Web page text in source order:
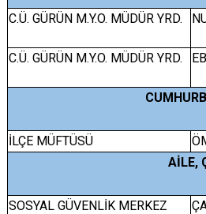
C.Ü. GÜRÜN M.Y.O. MÜDÜR YRD.
C.Ü. GÜRÜN M.Y.O. MÜDÜR YRD.
İLÇE MÜFTÜSÜ
AİLE,
SOSYAL GÜVENLİK MERKEZ